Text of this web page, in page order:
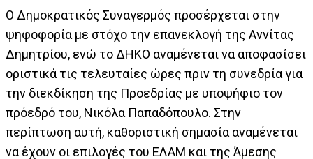
Ο Δημοκρατικός Συναγερμός προσέρχεται στην
ψηφοφορία με στόχο την επανεκλογή της Αννίτας
Δημητρίου, ενώ το ΔΗΚΟ αναμένεται να αποφασίσει
οριστικά τις τελευταίες ώρες πριν τη συνεδρία για
την διεκδίκηση της Προεδρίας με υποψήφιο τον
πρόεδρό του, Νικόλα Παπαδόπουλο. Στην
περίπτωση αυτή, καθοριστική σημασία αναμένεται
να έχουν οι επιλογές του ΕΛΑΜ και της Άμεσης